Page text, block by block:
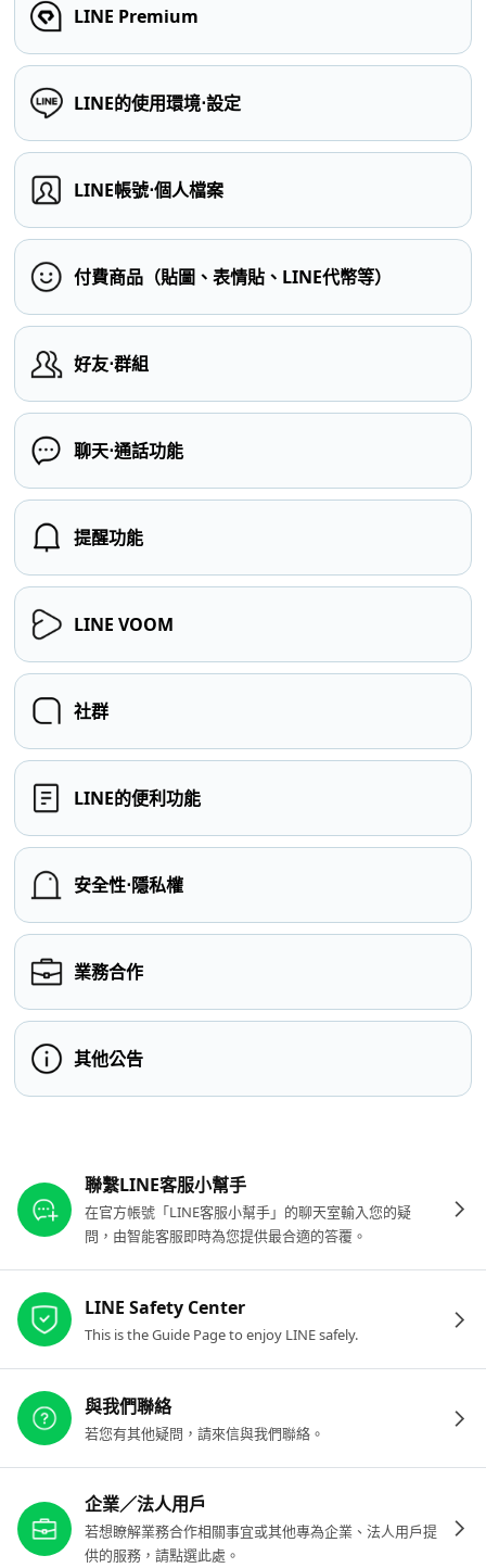
LINE Premium
LINE的使用環境⋅設定
LINE帳號⋅個人檔案
付費商品（貼圖、表情貼、LINE代幣等）
好友⋅群組
聊天⋅通話功能
提醒功能
LINE VOOM
社群
LINE的便利功能
安全性⋅隱私權
業務合作
其他公告
聯繫LINE客服小幫手
在官方帳號「LINE客服小幫手」的聊天室輸入您的疑
問，由智能客服即時為您提供最合適的答覆。
LINE Safety Center
This is the Guide Page to enjoy LINE safely.
與我們聯絡
若您有其他疑問，請來信與我們聯絡。
企業／法人用戶
若想瞭解業務合作相關事宜或其他專為企業、法人用戶提
供的服務，請點選此處。